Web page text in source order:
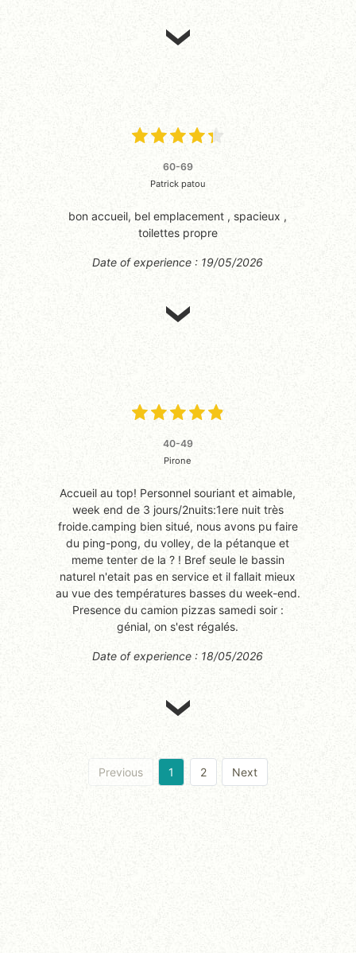
60-69
Patrick patou
bon accueil, bel emplacement , spacieux ,
toilettes propre
Date of experience : 19/05/2026
40-49
Pirone
Accueil au top! Personnel souriant et aimable,
week end de 3 jours/2nuits:1ere nuit très
froide.camping bien situé, nous avons pu faire
du ping-pong, du volley, de la pétanque et
meme tenter de la ? ! Bref seule le bassin
naturel n'etait pas en service et il fallait mieux
au vue des températures basses du week-end.
Presence du camion pizzas samedi soir :
génial, on s'est régalés.
Date of experience : 18/05/2026
Previous 1 2 Next